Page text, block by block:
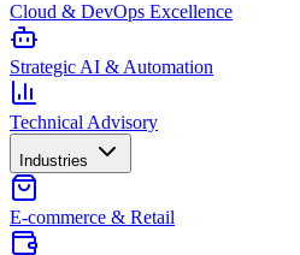
Cloud & DevOps Excellence
Strategic AI & Automation
Technical Advisory
Industries
E-commerce & Retail